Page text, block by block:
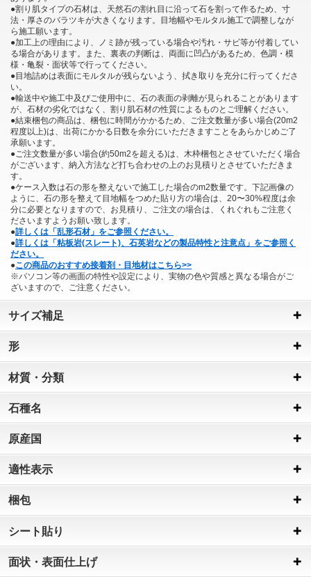
●割り肌タイプの石材は、天然石の割れ目に沿って石を割って作るため、寸
法・厚さのバラツキが大きくなります。目地幅やモルタル施工で調整しなが
ら施工願います。
●加工上の理由により、ノミ跡が残っている場合や汚れ・サビ等が付着してい
る場合があります。また、裏表の判断は、両面に凹凸があるため、色調・模
様・亀裂・面状等で行ってください。
●目地詰めは表面にモルタルが残らないよう、拭き取りを充分に行ってくださ
い。
●輸送中や施工中及びご使用中に、石の表面の剥離が見られることがあります
が、石材の劣化ではなく、割り肌石材の性質によるものとご理解ください。
●結束梱包の商品は、梱包に時間がかかるため、ご注文数量が多い場合(20m2
程度以上)は、出荷にかかる日数を余分にいただきますことをあらかじめご了
承願います。
●ご注文数量が多い場合(約50m2を超える)は、木枠梱包とさせていただく場合
がございます、納入方法など打ち合わせの上のお見積りとさせていただきま
す。
●ケース入数は石の形を整えないで施工した場合のm2数量です。下記画像の
ように、石の形を整えて目地幅をつめた貼り方の場合は、20〜30%程度は余
分に必要となりますので、お見積り、ご注文の場合は、くれぐれもご注意く
ださいますようお願い致します。
●詳しくは「乱形石材」をご参照ください。
●詳しくは「粘板岩(スレート)、石英岩などの製品特性と注意点」をご参照く
ださい。
●この商品のおすすめ接着剤・目地材はこちら>>
※パソコン等の画面の特性や設定により、実物の色や質感と異なる場合がご
ざいますので、ご注意ください。
サイズ補足
形
材質・分類
石種名
原産国
適性表示
梱包
シート貼り
面状・表面仕上げ